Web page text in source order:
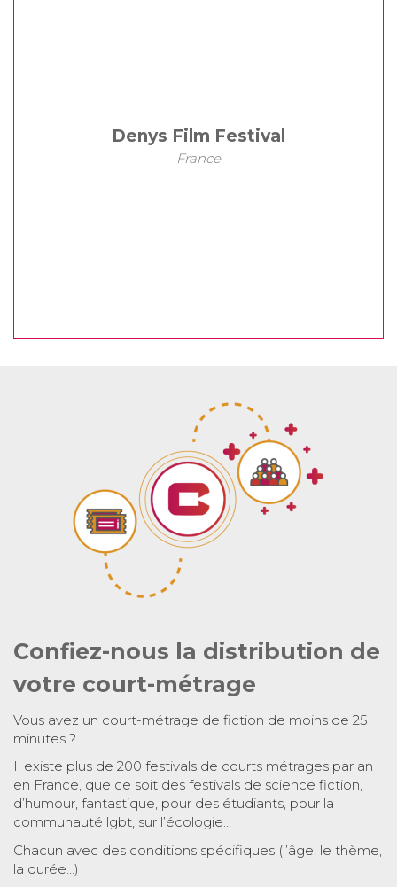
Denys Film Festival
France
Confiez-nous la distribution de
votre court-métrage
Vous avez un court-métrage de fiction de moins de 25
minutes ?
Il existe plus de 200 festivals de courts métrages par an
en France, que ce soit des festivals de science fiction,
d’humour, fantastique, pour des étudiants, pour la
communauté lgbt, sur l’écologie…
Chacun avec des conditions spécifiques (l’âge, le thème,
la durée…)